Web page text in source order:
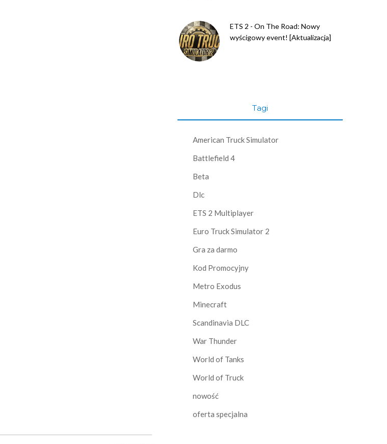
ETS 2 - On The Road: Nowy
wyścigowy event! [Aktualizacja]
Tagi
American Truck Simulator
Battlefield 4
Beta
Dlc
ETS 2 Multiplayer
Euro Truck Simulator 2
Gra za darmo
Kod Promocyjny
Metro Exodus
Minecraft
Scandinavia DLC
War Thunder
World of Tanks
World of Truck
nowość
oferta specjalna